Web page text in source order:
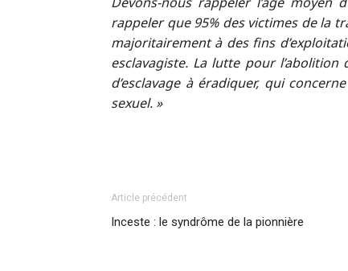
rappeler que 95% des victimes de la
majoritairement à des fins
esclavagiste. La lutte pour l’abolition
d’esclavage à éradiquer, qui
sexuel. »
Article précédent
Inceste : le syndrôme de la pionnière